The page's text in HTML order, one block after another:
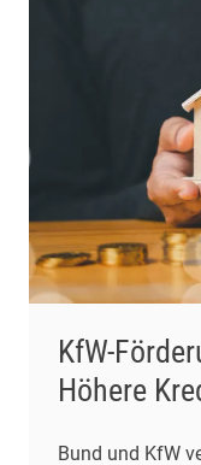
KfW-
Höhere
Bund und KfW